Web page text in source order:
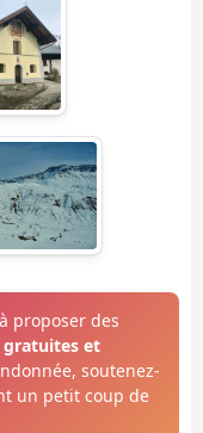
proposer des
et
soutenez-
un petit coup de